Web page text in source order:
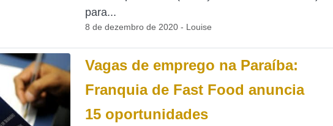
para...
8 de dezembro de 2020 - Louise
Vagas de emprego na Paraíba:
Franquia de Fast Food anuncia
15 oportunidades